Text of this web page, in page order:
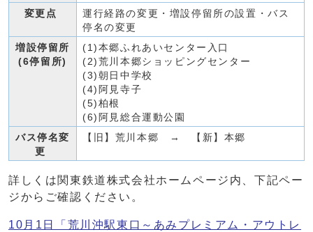
変更点
運行経路の変更・増設停留所の設置・バス
停名の変更
増設停留所
(6停留所)
(1)本郷ふれあいセンター入口
(2)荒川本郷ショッピングセンター
(3)朝日中学校
(4)阿見寺子
(5)柏根
(6)阿見総合運動公園
バス停名変
更
【旧】荒川本郷 → 【新】本郷
詳しくは関東鉄道株式会社ホームページ内、下記ペー
ジからご確認ください。
10月1日「荒川沖駅東口～あみプレミアム・アウトレ